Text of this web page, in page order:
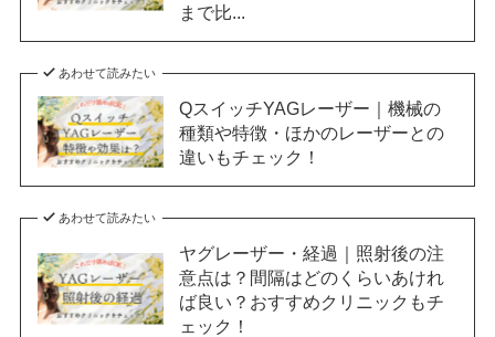
まで比...
あわせて読みたい
QスイッチYAGレーザー｜機械の
種類や特徴・ほかのレーザーとの
違いもチェック！
あわせて読みたい
ヤグレーザー・経過｜照射後の注
意点は？間隔はどのくらいあけれ
ば良い？おすすめクリニックもチ
ェック！